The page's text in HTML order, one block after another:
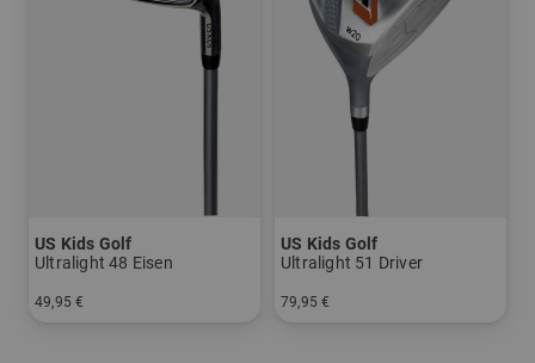
US Kids Golf
Ultralight 48 Eisen
49,95 €
US Kids Golf
Ultralight 51 Driver
79,95 €